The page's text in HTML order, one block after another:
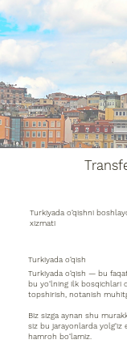
Turkiyada o‘qishni
xizmati
Turkiyada o‘qish
Turkiyada o‘qish — bu
bu yo‘lning ilk bosqichlari
topshirish, notanish
Biz sizga aynan shu
siz bu jarayonlarda yolg‘iz
hamroh bo‘lamiz.